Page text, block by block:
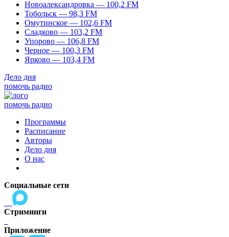
Новоалександровка — 100,2 FM
Тобольск — 98,3 FM
Омутинское — 102,6 FM
Сладково — 103,2 FM
Упорово — 106,8 FM
Черное — 100,3 FM
Ярково — 103,4 FM
Дело дня
помочь радио
помочь радио
Программы
Расписание
Авторы
Дело дня
О нас
Социальные сети
Стриминги
Приложение